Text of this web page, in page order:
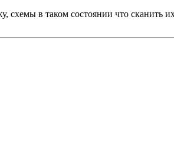
в таком состоянии что сканить